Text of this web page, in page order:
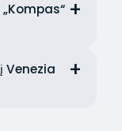
Venezia